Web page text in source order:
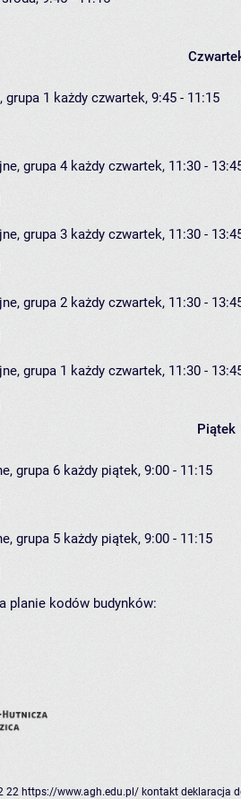
grupa 1 każdy czwartek, 9:45 - 11:15
grupa 4 każdy czwartek, 11:30 -
grupa 3 każdy czwartek, 11:30 -
grupa 2 każdy czwartek, 11:30 -
grupa 1 każdy czwartek, 11:30 -
Piątek
grupa 6 każdy piątek, 9:00 - 11:15
grupa 5 każdy piątek, 9:00 - 11:15
planie kodów budynków:
22 https://www.agh.edu.pl/ kontakt deklaracja